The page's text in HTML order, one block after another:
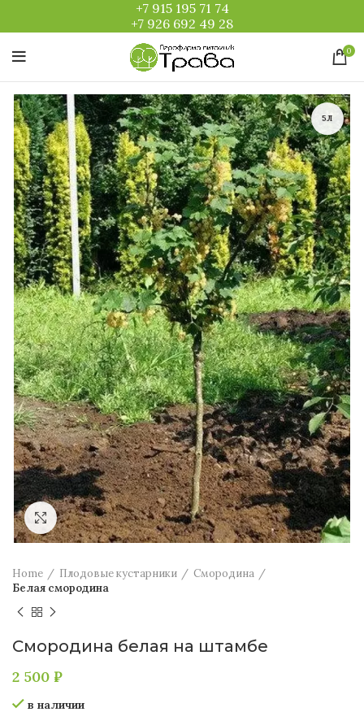
+7 915 195 71 74
+7 926 692 49 28
0
5Л
Увеличить
Home Плодовые кустарники
Смородина
Белая смородина
Смородина белая на штамбе
2 500 ₽
в наличии